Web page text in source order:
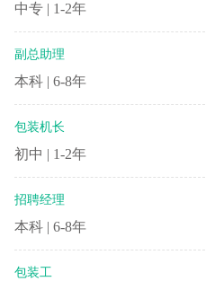
中专 | 1-2年
副总助理
本科 | 6-8年
包装机长
初中 | 1-2年
招聘经理
本科 | 6-8年
包装工